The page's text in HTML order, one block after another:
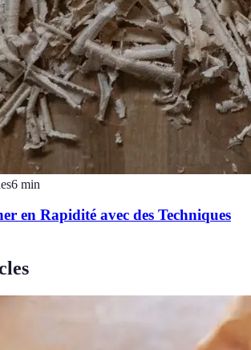
6 min
en Rapidité avec des Techniques